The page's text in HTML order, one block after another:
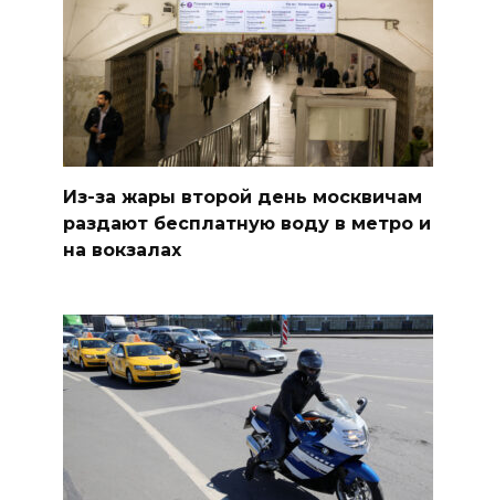
Из-за жары второй день москвичам
раздают бесплатную воду в метро и
на вокзалах